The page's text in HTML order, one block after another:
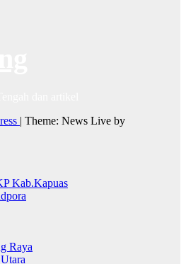
| Theme: News Live by
Kab.Kapuas
Raya